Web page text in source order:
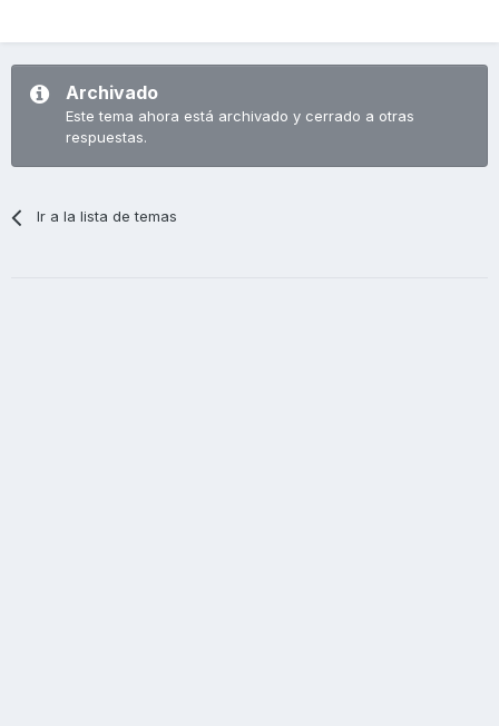
Archivado
Este tema ahora está archivado y cerrado a otras
respuestas.
Ir a la lista de temas